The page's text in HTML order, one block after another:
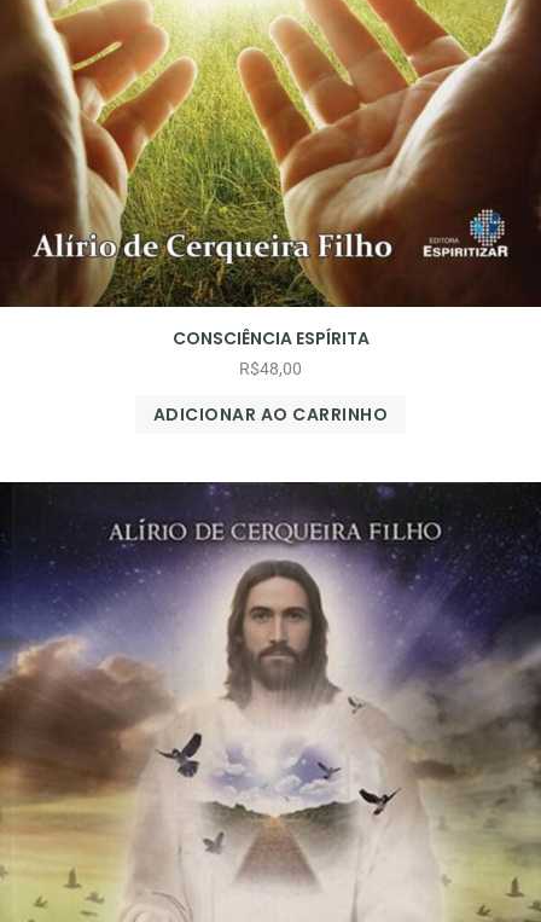
CONSCIÊNCIA ESPÍRITA
R$48,00
ADICIONAR AO CARRINHO